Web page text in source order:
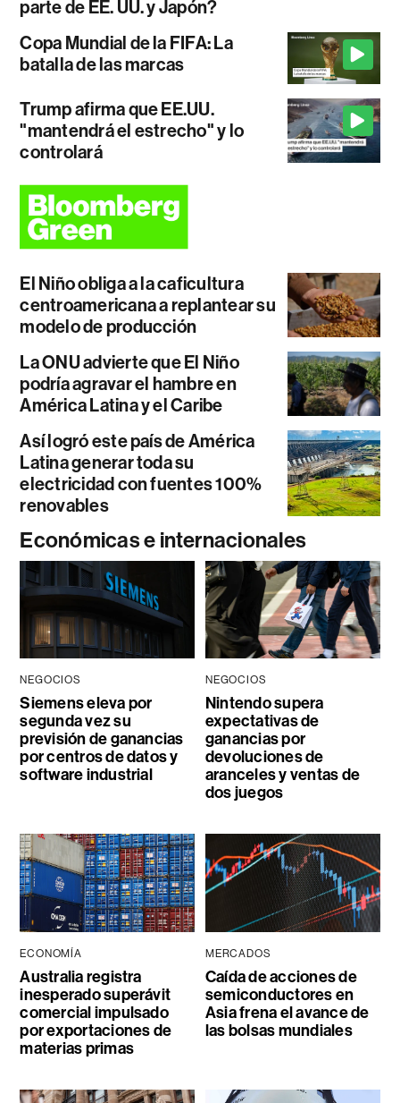
parte de EE. UU. y Japón?
Copa Mundial de la FIFA: La
batalla de las marcas
Trump afirma que EE.UU.
"mantendrá el estrecho" y lo
controlará
El Niño obliga a la caficultura
centroamericana a replantear su
modelo de producción
La ONU advierte que El Niño
podría agravar el hambre en
América Latina y el Caribe
Así logró este país de América
Latina generar toda su
electricidad con fuentes 100%
renovables
Económicas e internacionales
NEGOCIOS
Siemens eleva por
segunda vez su
previsión de ganancias
por centros de datos y
software industrial
NEGOCIOS
Nintendo supera
expectativas de
ganancias por
devoluciones de
aranceles y ventas de
dos juegos
ECONOMÍA
Australia registra
inesperado superávit
comercial impulsado
por exportaciones de
materias primas
MERCADOS
Caída de acciones de
semiconductores en
Asia frena el avance de
las bolsas mundiales